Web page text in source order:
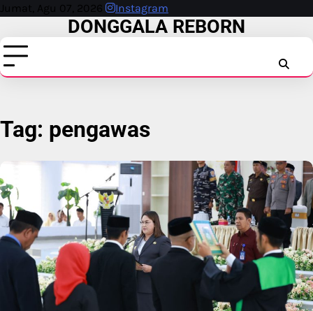
Skip
content
Jumat, Agu 07, 2026 Instagram
DONGGALA REBORN
Tag: pengawas